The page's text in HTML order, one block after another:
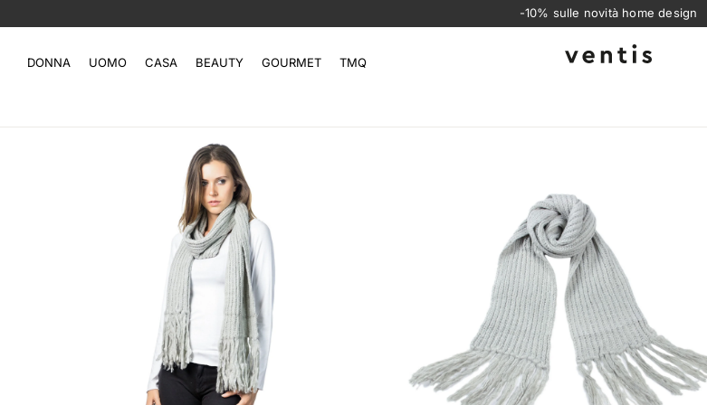
-10% sulle novità home design
Ventis
DONNA UOMO CASA BEAUTY GOURMET TMQ